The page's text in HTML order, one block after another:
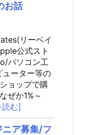
お話
リーベイ
公式スト
パソコン工
ーター等の
ョップで購
ぜか1%～
む]
ア募集/フ